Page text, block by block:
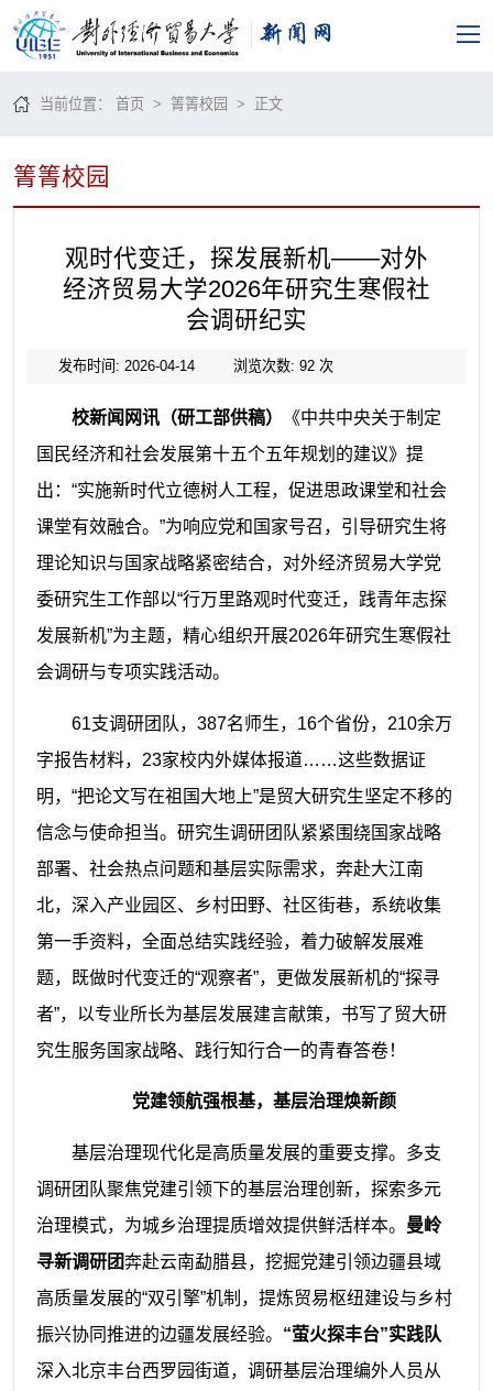
当前位置：首页 >箐箐校园 > 正文
箐箐校园
观时代变迁，探发展新机——对外
经济贸易大学2026年研究生寒假社
会调研纪实
发布时间: 2026-04-14 浏览次数: 92次
校新闻网讯（研工部供稿）
《中共中央关于制定
国民经济和社会发展第十五个五年规划的建议》提
出：“实施新时代立德树人工程，促进思政课堂和社会
课堂有效融合。”为响应党和国家号召，引导研究生将
理论知识与国家战略紧密结合，对外经济贸易大学党
委研究生工作部以“行万里路观时代变迁，践青年志探
发展新机”为主题，精心组织开展2026年研究生寒假社
会调研与专项实践活动。
61支调研团队，387名师生，16个省份，210余万
字报告材料，23家校内外媒体报道……这些数据证
明，“把论文写在祖国大地上”是贸大研究生坚定不移的
信念与使命担当。研究生调研团队紧紧围绕国家战略
部署、社会热点问题和基层实际需求，奔赴大江南
北，深入产业园区、乡村田野、社区街巷，系统收集
第一手资料，全面总结实践经验，着力破解发展难
题，既做时代变迁的“观察者”，更做发展新机的“探寻
者”，以专业所长为基层发展建言献策，书写了贸大研
究生服务国家战略、践行知行合一的青春答卷！
党建领航强根基，基层治理焕新颜
基层治理现代化是高质量发展的重要支撑。多支
调研团队聚焦党建引领下的基层治理创新，探索多元
治理模式，为城乡治理提质增效提供鲜活样本。 曼岭
寻新调研团奔赴云南勐腊县，挖掘党建引领边疆县域
高质量发展的“双引擎”机制，提炼贸易枢纽建设与乡村
振兴协同推进的边疆发展经验。 “萤火探丰台”实践队
深入北京丰台西罗园街道，调研基层治理编外人员从